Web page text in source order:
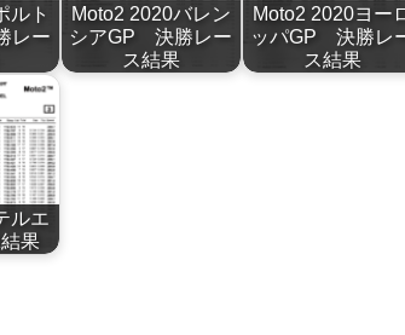
ルト
レー
Moto2 2020バレン
シアGP 決勝レー
ス結果
Moto2 2020ヨー
ッパGP 決勝レ
ス結果
ルエ
果